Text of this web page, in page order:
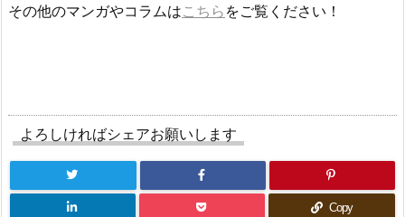
その他のマンガやコラムはこちら をご覧ください！
よろしければシェアお願いします
Copy